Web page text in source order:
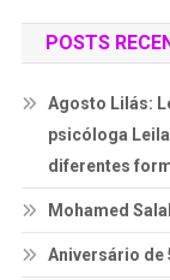
POSTS
Agosto Lilás:
psicóloga
diferentes
Mohamed
Aniversário de